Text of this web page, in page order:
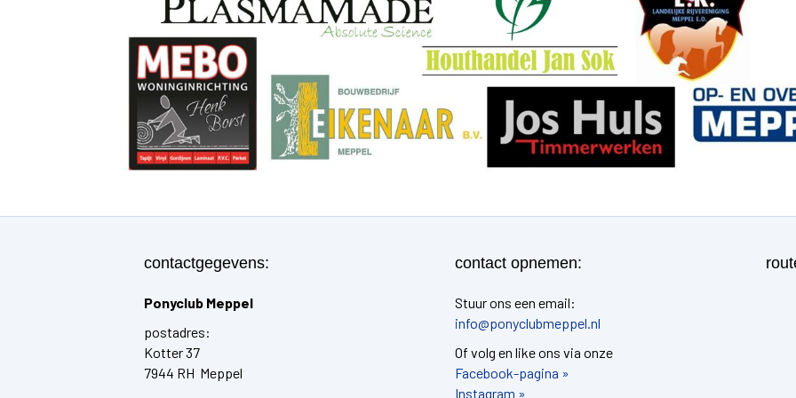
contactgegevens:
Ponyclub Meppel
postadres:
Kotter 37
7944 RH Meppel
contact opnemen:
Stuur ons een email:
info@ponyclubmeppel.nl
Of volg en like ons via onze
Facebook-pagina »
Instagram »